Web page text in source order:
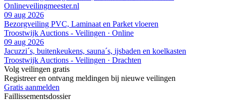
Onlineveilingmeester.nl
09 aug 2026
Bezorgveiling PVC, Laminaat en Parket vloeren
Troostwijk Auctions - Veilingen · Online
09 aug 2026
Jacuzzi´s, buitenkeukens, sauna´s, ijsbaden en koelkasten
Troostwijk Auctions - Veilingen · Drachten
Volg veilingen gratis
Registreer en ontvang meldingen bij nieuwe veilingen
Gratis aanmelden
Faillissementsdossier